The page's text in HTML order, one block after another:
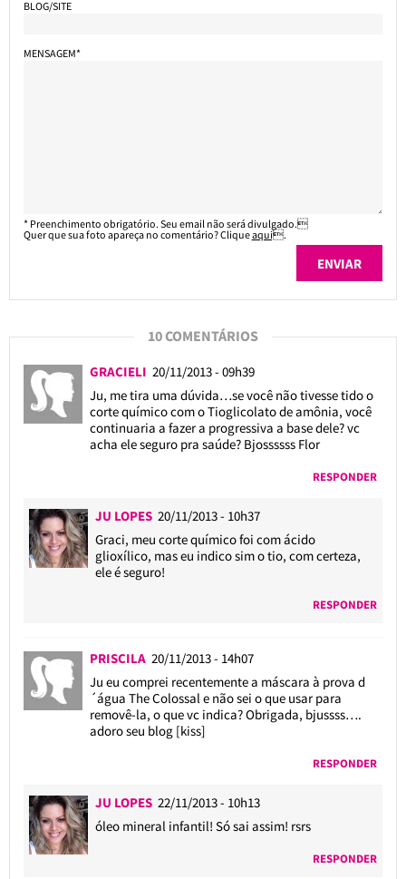
BLOG/SITE
MENSAGEM*
* Preenchimento obrigatório. Seu email não será divulgado.
Quer que sua foto apareça no comentário? Cliqueaqui.
10 COMENTÁRIOS
GRACIELI 20/11/2013 - 09h39
Ju, me tira uma dúvida…se você não tivesse tido o
corte químico com o Tioglicolato de amônia, você
continuaria a fazer a progressiva a base dele? vc
acha ele seguro pra saúde? Bjossssss Flor
RESPONDER
JU LOPES 20/11/2013 - 10h37
Graci, meu corte químico foi com ácido
glioxílico, mas eu indico sim o tio, com certeza,
ele é seguro!
RESPONDER
PRISCILA 20/11/2013 - 14h07
Ju eu comprei recentemente a máscara à prova d
´água The Colossal e não sei o que usar para
removê-la, o que vc indica? Obrigada, bjussss….
adoro seu blog [kiss]
RESPONDER
JU LOPES 22/11/2013 - 10h13
óleo mineral infantil! Só sai assim! rsrs
RESPONDER